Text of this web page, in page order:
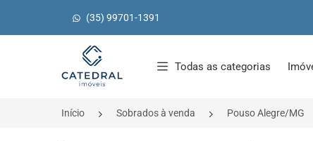
(35) 99701-1391
Página inicial
Todas as categorias
Início Sobrados à venda Pouso Alegre/MG